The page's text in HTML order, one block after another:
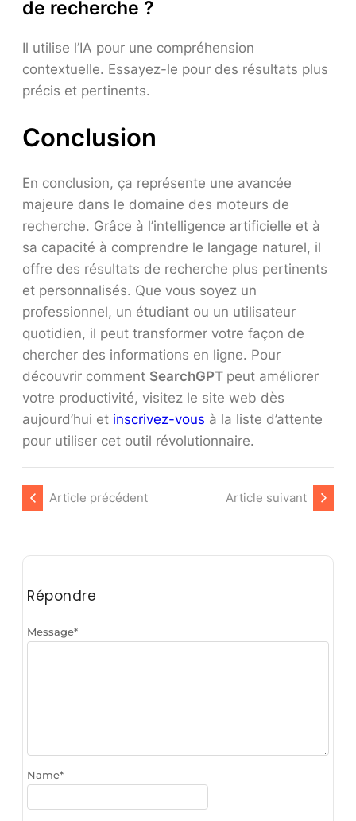
de recherche ?
Il utilise l’IA pour une compréhension
contextuelle. Essayez-le pour des résultats plus
précis et pertinents.
Conclusion
En conclusion, ça représente une avancée
majeure dans le domaine des moteurs de
recherche. Grâce à l’intelligence artificielle et à
sa capacité à comprendre le langage naturel, il
offre des résultats de recherche plus pertinents
et personnalisés. Que vous soyez un
professionnel, un étudiant ou un utilisateur
quotidien, il peut transformer votre façon de
chercher des informations en ligne. Pour
découvrir comment SearchGPT peut améliorer
votre productivité, visitez le site web dès
aujourd’hui et inscrivez-vous à la liste d’attente
pour utiliser cet outil révolutionnaire.
Article précédent Article suivant
Répondre
Message*
Name*